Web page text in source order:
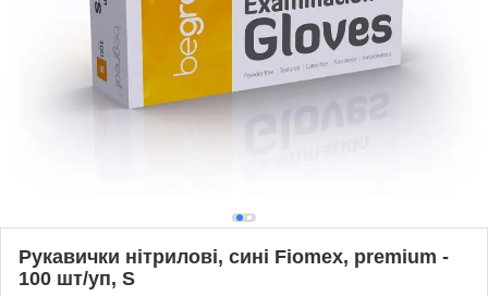
Рукавички нітрилові, сині Fiomex, premium -
100 шт/уп, S